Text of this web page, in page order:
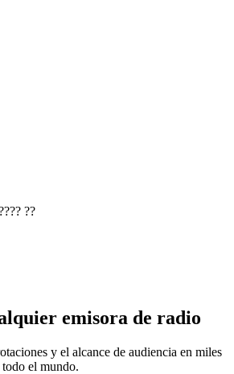
??
emisora de radio
y el alcance de audiencia en miles
el mundo.